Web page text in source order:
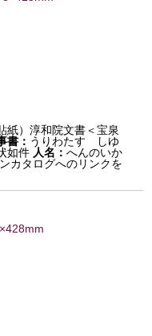
紙）淳和院文書＜宝泉
書： うりわたす しゆ
如件 人名：へんのいか
カタログへのリンクを